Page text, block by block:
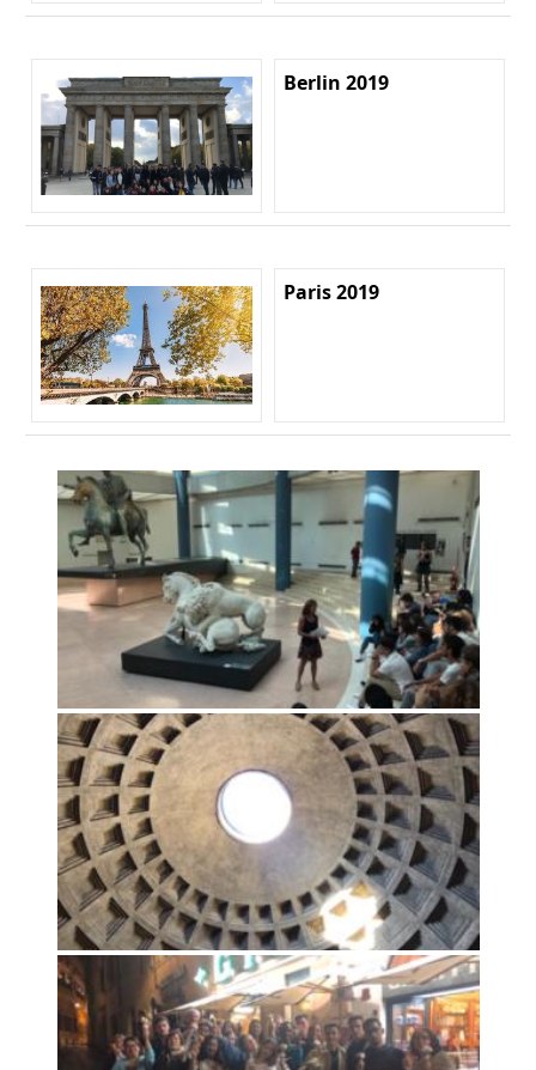
Berlin 2019
Paris 2019